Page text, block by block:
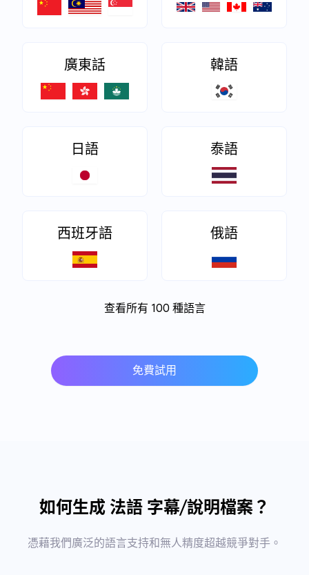
廣東話 韓語
日語 泰語
西班牙語 俄語
查看所有 100 種語言
免費試用
如何生成 法語 字幕/說明檔案？
憑藉我們廣泛的語言支持和無人精度超越競爭對手。